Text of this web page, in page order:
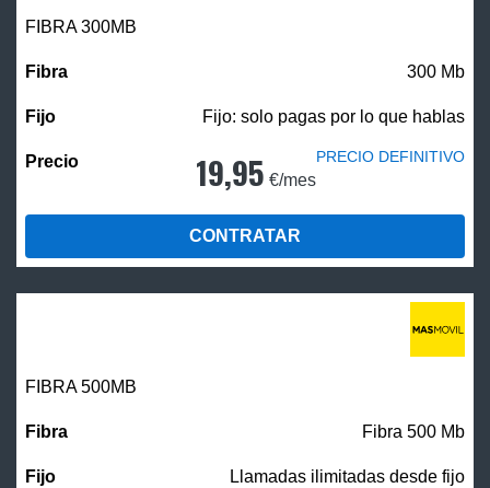
FIBRA 300MB
300 Mb
Fijo: solo pagas por lo que hablas
19,95 €/mes
PRECIO DEFINITIVO
CONTRATAR
FIBRA500MB
Fibra 500 Mb
Llamadas ilimitadas desde fijo